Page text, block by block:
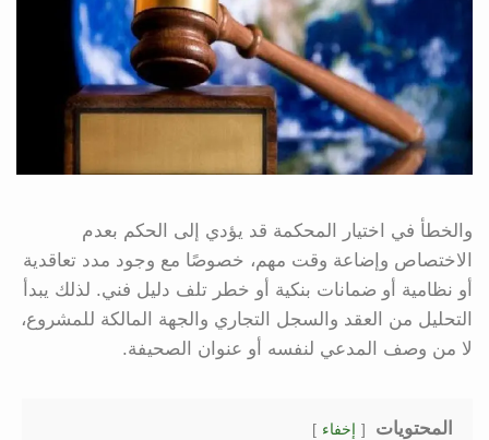
والخطأ في اختيار المحكمة قد يؤدي إلى الحكم بعدم
الاختصاص وإضاعة وقت مهم، خصوصًا مع وجود مدد تعاقدية
أو نظامية أو ضمانات بنكية أو خطر تلف دليل فني. لذلك يبدأ
التحليل من العقد والسجل التجاري والجهة المالكة للمشروع،
لا من وصف المدعي لنفسه أو عنوان الصحيفة.
المحتويات إخفاء